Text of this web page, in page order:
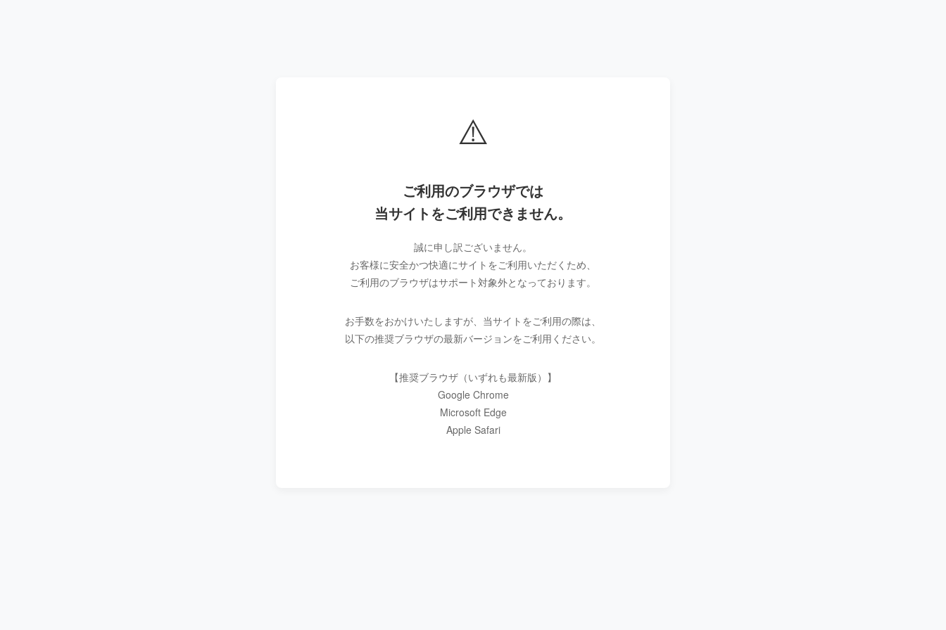
⚠️
ご利用のブラウザでは
当サイトをご利用できません。
誠に申し訳ございません。
お客様に安全かつ快適にサイトをご利用いただくため、
ご利用のブラウザはサポート対象外となっております。
お手数をおかけいたしますが、当サイトをご利用の際は、
以下の推奨ブラウザの最新バージョンをご利用ください。
【推奨ブラウザ（いずれも最新版）】
Google Chrome
Microsoft Edge
Apple Safari